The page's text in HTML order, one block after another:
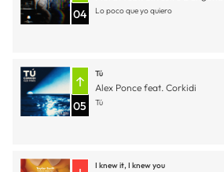
04 Lo poco que yo quiero
05
Tú
Alex Ponce feat. Corkidi
Tú
I knew it, I knew you